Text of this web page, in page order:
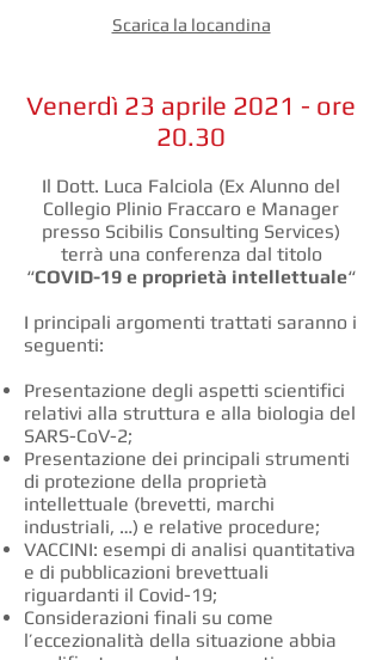
Scarica la locandina
Venerdì 23 aprile 2021 - ore
20.30
Il Dott. Luca Falciola (Ex Alunno del
Collegio Plinio Fraccaro e Manager
presso Scibilis Consulting Services)
terrà una conferenza dal titolo
“COVID-19 e proprietà intellettuale“
I principali argomenti trattati saranno i
seguenti:
Presentazione degli aspetti scientifici
relativi alla struttura e alla biologia del
SARS-CoV-2;
Presentazione dei principali strumenti
di protezione della proprietà
intellettuale (brevetti, marchi
industriali, …) e relative procedure;
VACCINI: esempi di analisi quantitativa
e di pubblicazioni brevettuali
riguardanti il Covid-19;
Considerazioni finali su come
l’eccezionalità della situazione abbia